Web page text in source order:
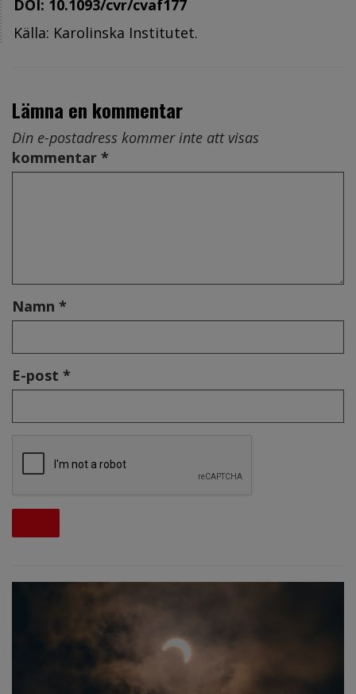
DOI: 10.1093/cvr/cvaf177
Källa: Karolinska Institutet.
Lämna en kommentar
Din e-postadress kommer inte att visas
kommentar *
Namn *
E-post *